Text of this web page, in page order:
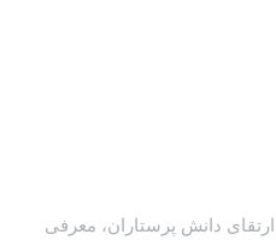
دانش پرستاران، معرفی